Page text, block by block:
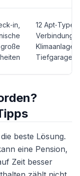
12
Klimaanlage,
Tiefgarage
beste Lösung.
eine Pension,
Zeit besser